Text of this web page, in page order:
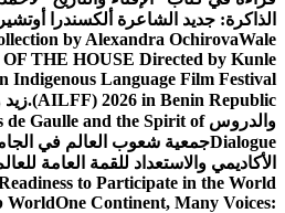
الذاكرة: جديد الشاعرة ألكسندرا
by Alexandra OchirovaWale
THE HOUSE Directed by Kunle
Indigenous Language Film Festival
(AILFF) 2026 in Benin Republic. زيد
والدروسGaulle and the Spirit of
Dialogueجمعية شعوب العالم في
الأكاديمي والاستعداد للقمة العامة
to Participate in the World
WorldOne Continent, Many Voices: